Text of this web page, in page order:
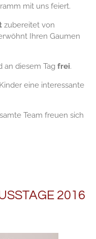
mit uns feiert.
zubereitet von
Ihren Gaumen
an diesem Tag frei.
eine interessante
Team freuen sich
2016